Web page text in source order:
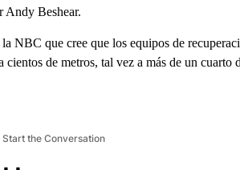
Andy Beshear.
NBC que cree que los equipos de
cientos de metros, tal vez a más de un cuarto
Start the Conversation